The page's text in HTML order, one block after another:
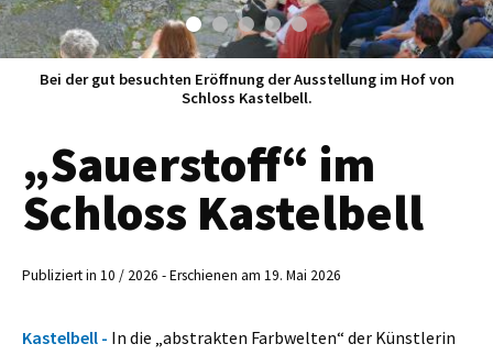
Bei der gut besuchten Eröffnung der Ausstellung im Hof von
Schloss Kastelbell.
„Sauerstoff“ im
Schloss Kastelbell
Publiziert in 10 / 2026 - Erschienen am 19. Mai 2026
Kastelbell - In die „abstrakten Farbwelten“ der Künstlerin